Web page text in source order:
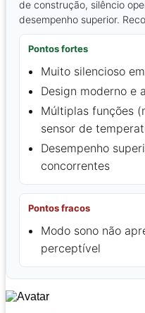
de construção, silêncio
desempenho superior.
Pontos fortes
Muito silencioso
Design moderno e
Múltiplas funções
sensor de
Desempenho
concorrentes
Pontos fracos
Modo sono não
perceptível